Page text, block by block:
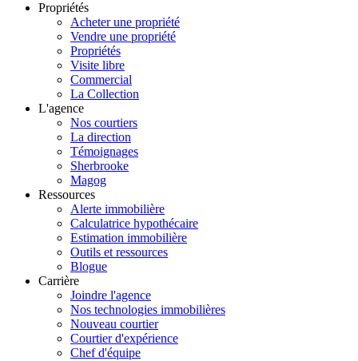
Propriétés
Acheter une propriété
Vendre une propriété
Propriétés
Visite libre
Commercial
La Collection
L'agence
Nos courtiers
La direction
Témoignages
Sherbrooke
Magog
Ressources
Alerte immobilière
Calculatrice hypothécaire
Estimation immobilière
Outils et ressources
Blogue
Carrière
Joindre l'agence
Nos technologies immobilières
Nouveau courtier
Courtier d'expérience
Chef d'équipe